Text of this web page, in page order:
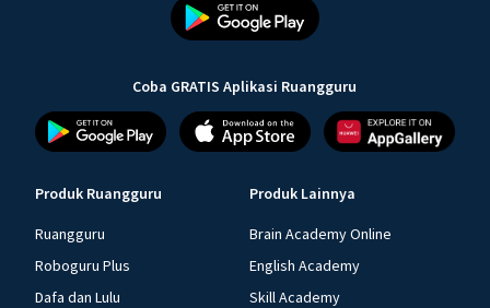
Coba GRATIS Aplikasi Ruangguru
Produk Ruangguru
Ruangguru
Roboguru Plus
Dafa dan Lulu
Produk Lainnya
Brain Academy Online
English Academy
Skill Academy